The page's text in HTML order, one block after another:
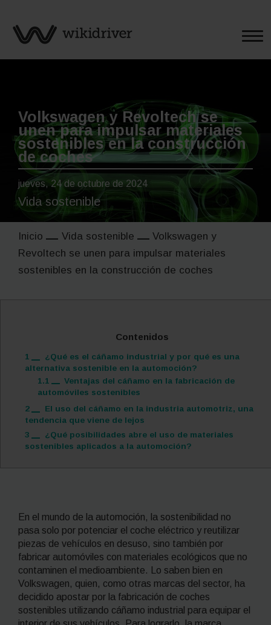
Volkswagen y Revoltech se
unen para impulsar materiales
sostenibles en la construcción
de coches
jueves, 24 de octubre de 2024
Vida sostenible
Inicio Vida sostenible
Volkswagen y
Revoltech se unen para impulsar materiales
sostenibles en la construcción de coches
Contenidos
1
¿Qué es el cáñamo industrial y por qué es una
alternativa sostenible en la automoción?
1.1
Ventajas del cáñamo en la fabricación de
automóviles sostenibles
2
El uso del cáñamo en la industria automotriz, una
tendencia que viene de lejos
3
¿Qué posibilidades abre el uso de materiales
sostenibles aplicados a la automoción?
En el mundo de la automoción, la sostenibilidad no
pasa solo por potenciar el coche eléctrico y reutilizar
piezas de vehículos en desuso, sino también por
fabricar automóviles con materiales ecológicos que no
contaminen el medioambiente. Lo saben bien en
Volkswagen, quien, como otras marcas del sector, ha
decidido apostar por la fabricación de coches
sostenibles utilizando cáñamo industrial para equipar el